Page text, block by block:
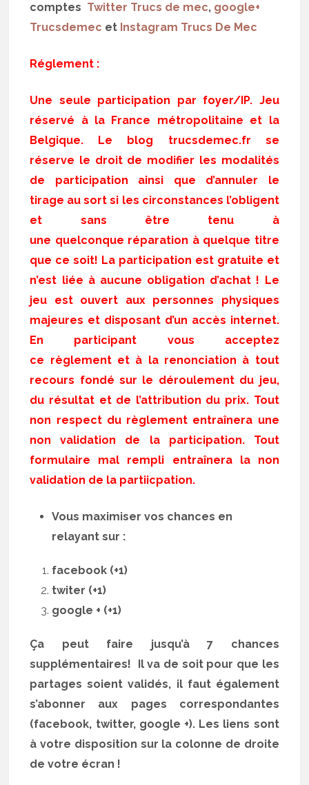
comptes Twitter Trucs de mec, google+
Trucsdemec et Instagram Trucs De Mec
Réglement :
Une seule participation par foyer/IP. Jeu
réservé à la France métropolitaine et la
Belgique. Le blog trucsdemec.fr se
réserve le droit de modifier les modalités
de participation ainsi que d’annuler le
tirage au sort si les circonstances l’obligent
et sans être tenu à
une quelconque réparation à quelque titre
que ce soit! La participation est gratuite et
n’est liée à aucune obligation d’achat ! Le
jeu est ouvert aux personnes physiques
majeures et disposant d’un accès internet.
En participant vous acceptez
ce règlement et à la renonciation à tout
recours fondé sur le déroulement du jeu,
du résultat et de l’attribution du prix. Tout
non respect du règlement entraînera une
non validation de la participation. Tout
formulaire mal rempli entraînera la non
validation de la partiicpation.
Vous maximiser vos chances en
relayant sur :
facebook (+1)
twiter (+1)
google + (+1)
Ça peut faire jusqu’à 7 chances
supplémentaires! Il va de soit pour que les
partages soient validés, il faut également
s’abonner aux pages correspondantes
(facebook, twitter, google +). Les liens sont
à votre disposition sur la colonne de droite
de votre écran !